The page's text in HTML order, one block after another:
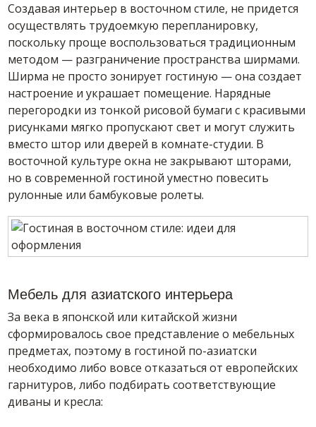
Создавая интерьер в восточном стиле, не придется
осуществлять трудоемкую перепланировку,
поскольку проще воспользоваться традиционным
методом — разграничение пространства ширмами.
Ширма не просто зонирует гостиную — она создает
настроение и украшает помещение. Нарядные
перегородки из тонкой рисовой бумаги с красивыми
рисунками мягко пропускают свет и могут служить
вместо штор или дверей в комнате-студии. В
восточной культуре окна не закрывают шторами,
но в современной гостиной уместно повесить
рулонные или бамбуковые ролеты.
Мебель для азиатского интерьера
За века в японской или китайской жизни
сформировалось свое представление о мебельных
предметах, поэтому в гостиной по-азиатски
необходимо либо вовсе отказаться от европейских
гарнитуров, либо подбирать соответствующие
диваны и кресла: